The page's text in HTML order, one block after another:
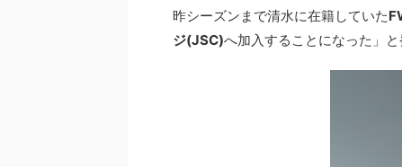
昨シーズンまで清水に在籍していた
ジ(JSC)へ加入することになった」と